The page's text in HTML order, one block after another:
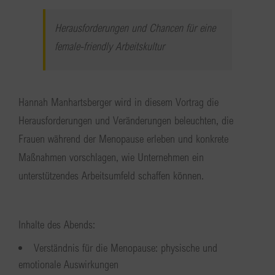
Herausforderungen und Chancen für eine
female-friendly Arbeitskultur
Hannah Manhartsberger wird in diesem Vortrag die
Herausforderungen und Veränderungen beleuchten, die
Frauen während der Menopause erleben und konkrete
Maßnahmen vorschlagen, wie Unternehmen ein
unterstützendes Arbeitsumfeld schaffen können.
Inhalte des Abends:
Verständnis für die Menopause: physische und
emotionale Auswirkungen